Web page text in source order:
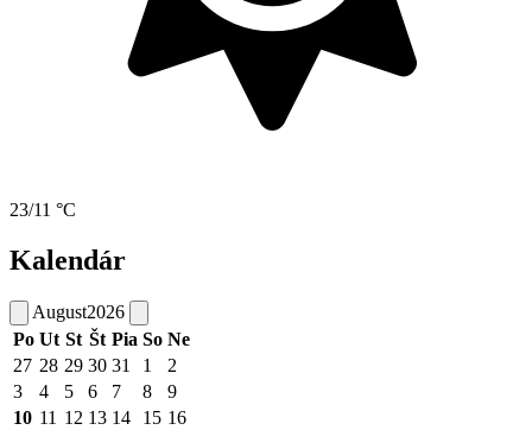
23/11 °C
Kalendár
August2026
Po Ut St Št Pia So Ne
27 28 29 30 31 1
2
3
4 5 6 7 8
9
10 11 12 13 14 15 16